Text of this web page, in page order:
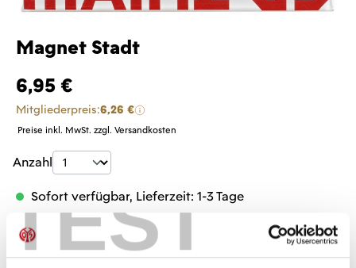
TEST
Magnet Stadt
6,95 €
Mitgliederpreis:6,26 €
Preise inkl. MwSt. zzgl. Versandkosten
Produkt Anzahl: Gib den gewünschten
Anzahl
Sofort verfügbar, Lieferzeit: 1-3 Tage